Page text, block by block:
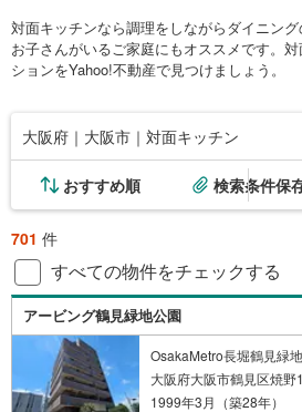
対面キッチンなら調理をしながらダイニン
お子さんがいるご家庭にもオススメです。
ションをYahoo!不動産で見つけましょう。
大阪府｜大阪市｜対面キッチン
おすすめ順 検索条件保
701 件
すべての物件をチェックする
アービング鶴見緑地公園
OsakaMetro長堀鶴見緑
大阪府大阪市鶴見区焼野
1999年3月（築28年）